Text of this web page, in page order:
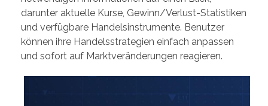
darunter aktuelle Kurse, Gewinn/Verlust-Statistiken
und verfügbare Handelsinstrumente. Benutzer
können ihre Handelsstrategien einfach anpassen
und sofort auf Marktveränderungen reagieren.